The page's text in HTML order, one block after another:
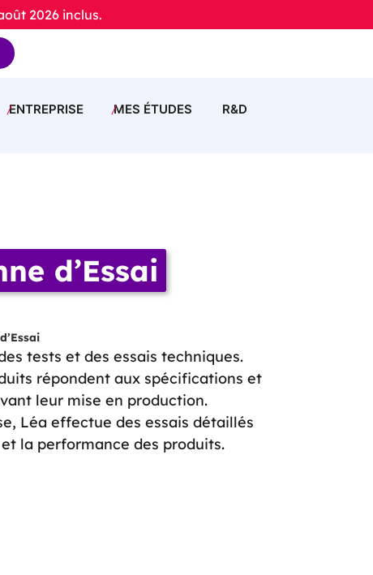
2026 inclus.
ENTREPRISE MES ÉTUDES R&D
d’Essai
tests et des essais techniques.
répondent aux spécifications et
leur mise en production.
Léa effectue des essais détaillés
la performance des produits.